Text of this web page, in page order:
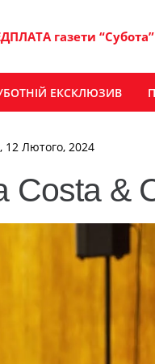
газети “Субота”
ЕКСКЛЮЗИВ
12 Лютого, 2024
Costa &